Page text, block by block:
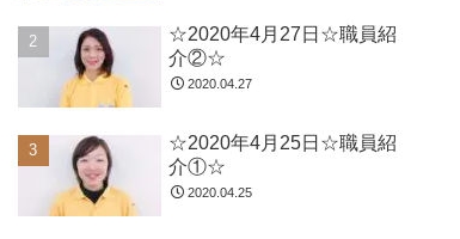
☆2020年4月27日☆職員紹
介②☆
2020.04.27
☆2020年4月25日☆職員紹
介①☆
2020.04.25